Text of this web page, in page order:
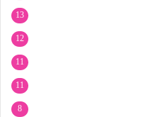
13
12
11
11
8